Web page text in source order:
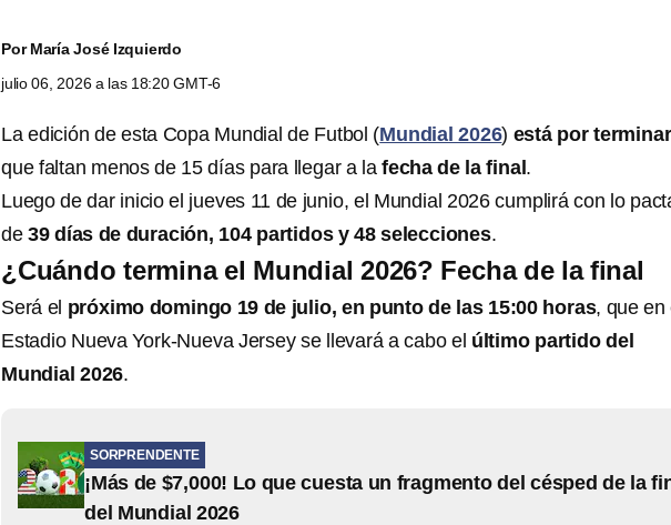
PorMaría José Izquierdo
julio 06, 2026 a las 18:20 GMT-6
La edición de esta Copa Mundial de Futbol (Mundial 2026) está por terminar
que faltan menos de 15 días para llegar a la fecha de la final .
Luego de dar inicio el jueves 11 de junio, el Mundial 2026 cumplirá con lo
de 39 días de duración, 104 partidos y 48 selecciones.
¿Cuándo termina el Mundial 2026? Fecha de la final
Será el próximo domingo 19 de julio, en punto de las 15:00 horas, que en
Estadio Nueva York-Nueva Jersey se llevará a cabo el último partido del
Mundial 2026.
SORPRENDENTE
¡Más de $7,000! Lo que cuesta un fragmento del césped de la
del Mundial 2026